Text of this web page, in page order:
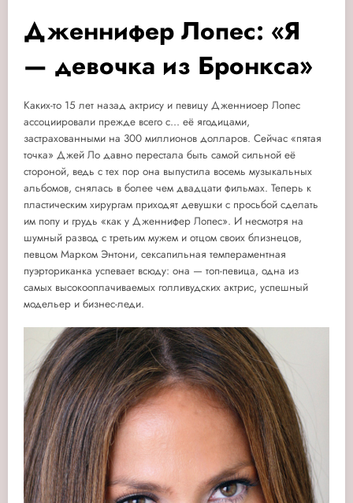
Дженнифер Лопес: «Я
— девочка из Бронкса»
Каких-то 15 лет назад актрису и певицу Дженниоер Лопес
ассоциировали прежде всего с... её ягодицами,
застрахованными на 300 миллионов долларов. Сейчас «пятая
точка» Джей Ло давно перестала быть самой сильной её
стороной, ведь с тех пор она выпустила восемь музыкальных
альбомов, снялась в более чем двадцати фильмах. Теперь к
пластическим хирургам приходят девушки с просьбой сделать
им попу и грудь «как у Дженнифер Лопес». И несмотря на
шумный развод с третьим мужем и отцом своих близнецов,
певцом Марком Энтони, сексапильная темпераментная
пуэрториканка успевает всюду: она — топ-певица, одна из
самых высокооплачиваемых голливудских актрис, успешный
модельер и бизнес-леди.